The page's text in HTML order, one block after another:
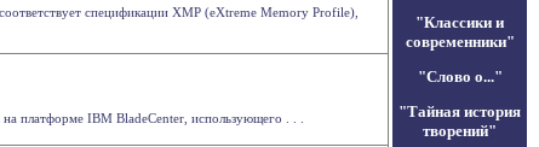
спецификации XMP (eXtreme Memory Profile),
платформе IBM BladeCenter, использующего . . .
"Классики и
современники"
"Слово о..."
"Тайная история
творений"